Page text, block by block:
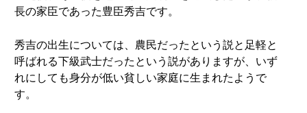
長の家臣であった豊臣秀吉です。
秀吉の出生については、農民だったという説と足軽と
呼ばれる下級武士だったという説がありますが、いず
れにしても身分が低い貧しい家庭に生まれたようで
す。